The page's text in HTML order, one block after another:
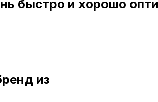
быстро и хорошо
из